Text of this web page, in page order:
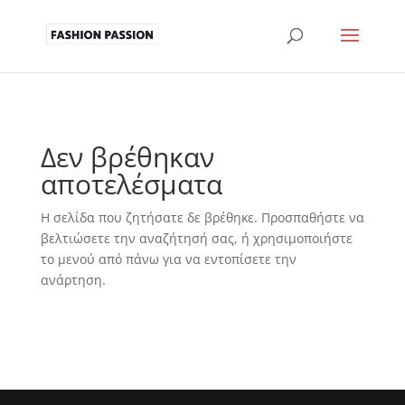
Δεν βρέθηκαν
αποτελέσματα
Η σελίδα που ζητήσατε δε βρέθηκε. Προσπαθήστε να
βελτιώσετε την αναζήτησή σας, ή χρησιμοποιήστε
το μενού από πάνω για να εντοπίσετε την
ανάρτηση.